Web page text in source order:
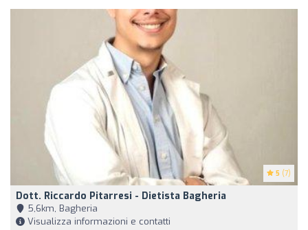
5 (7)
Dott. Riccardo Pitarresi - Dietista Bagheria
5,6km, Bagheria
Visualizza informazioni e contatti